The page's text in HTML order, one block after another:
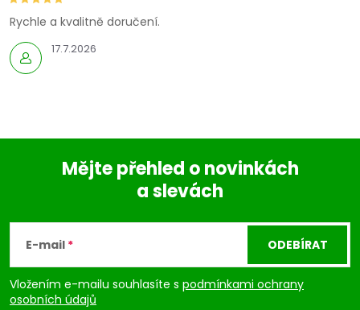
p
i
17.7.2026
Rychle a kvalitně doručení.
p
Mějte přehled o novinkách
a slevách
E-mail
Vložením e-mailu souhlasíte s podmínkami ochrany
osobních údajů
ODEBÍRAT